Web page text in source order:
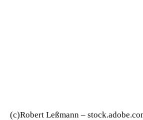
(c)Robert Leßmann –